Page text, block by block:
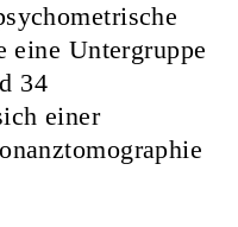
eine Untergruppe
34
einer